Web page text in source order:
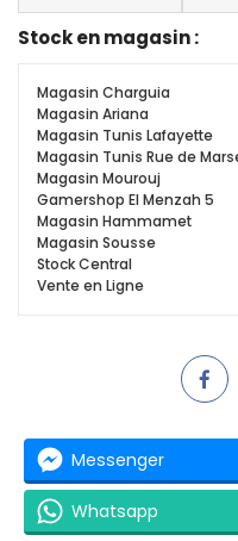
Stock en magasin :
Magasin Charguia
Magasin Ariana
Magasin Tunis Lafayette
Magasin Tunis Rue de
Magasin Mourouj
Gamershop El Menzah 5
Magasin Hammamet
Magasin Sousse
Stock Central
Vente en Ligne
Messenger
Whatsapp